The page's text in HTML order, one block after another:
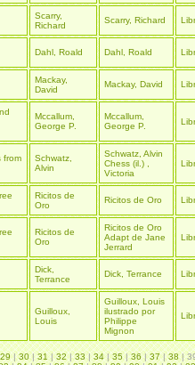
Scarry,
Richard
Scarry, Richard
Dahl, Roald Dahl, Roald
Mackay,
David
Mackay, David
Mccallum,
George P.
Mccallum,
George P.
from
Schwatz,
Alvin
Schwatz, Alvin
Chess (il.) ,
Victoria
Ricitos de
Oro
Ricitos de Oro
Ricitos de
Oro
Ricitos de Oro
Adapt de Jane
Jerrard
Dick,
Terrance
Dick, Terrance
Guilloux,
Louis
Guilloux, Louis
ilustrado por
Philippe
Mignon
29|30|31|32|33|34|35|36|37|38|